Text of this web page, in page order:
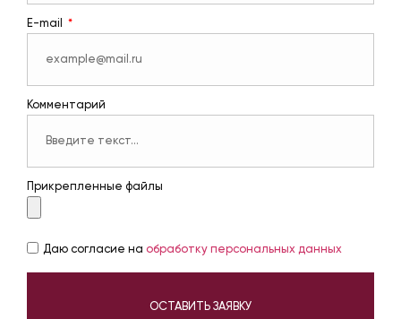
E-mail
Комментарий
Прикрепленные файлы
Даю согласие на обработку персональных данных
ОСТАВИТЬ ЗАЯВКУ